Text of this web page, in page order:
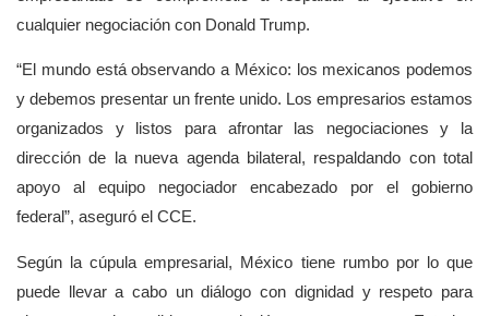
cualquier negociación con Donald Trump.
“El mundo está observando a México: los mexicanos podemos
y debemos presentar un frente unido. Los empresarios estamos
organizados y listos para afrontar las negociaciones y la
dirección de la nueva agenda bilateral, respaldando con total
apoyo al equipo negociador encabezado por el gobierno
federal”, aseguró el CCE.
Según la cúpula empresarial, México tiene rumbo por lo que
puede llevar a cabo un diálogo con dignidad y respeto para